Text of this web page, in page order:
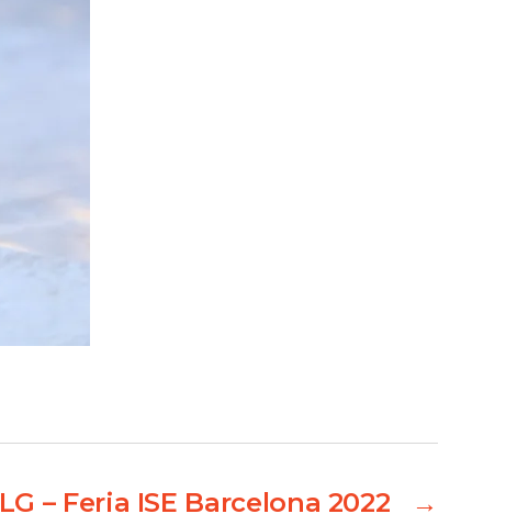
→
LG – Feria ISE Barcelona 2022